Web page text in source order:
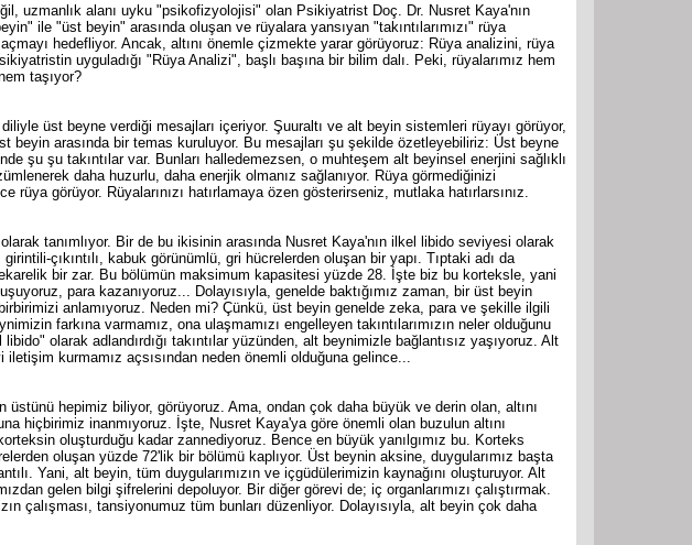
uzmanlık alanı uyku "psikofizyolojisi" olan Psikiyatrist Doç. Dr. Nusret Kaya'nın
ile "üst beyin" arasında oluşan ve rüyalara yansıyan "takıntılarımızı" rüya
hedefliyor. Ancak, altını önemle çizmekte yarar görüyoruz: Rüya analizini, rüya
uyguladığı "Rüya Analizi", başlı başına bir bilim dalı. Peki, rüyalarımız hem
taşıyor?
üst beyne verdiği mesajları içeriyor. Şuuraltı ve alt beyin sistemleri rüyayı görüyor,
beyin arasında bir temas kuruluyor. Bu mesajları şu şekilde özetleyebiliriz: Üst beyne
şu şu takıntılar var. Bunları halledemezsen, o muhteşem alt beyinsel enerjini sağlıklı
daha huzurlu, daha enerjik olmanız sağlanıyor. Rüya görmediğinizi
görüyor. Rüyalarınızı hatırlamaya özen gösterirseniz, mutlaka hatırlarsınız.
tanımlıyor. Bir de bu ikisinin arasında Nusret Kaya'nın ilkel libido seviyesi olarak
çıkıntılı, kabuk görünümlü, gri hücrelerden oluşan bir yapı. Tıptaki adı da
bir zar. Bu bölümün maksimum kapasitesi yüzde 28. İşte biz bu korteksle, yani
para kazanıyoruz... Dolayısıyla, genelde baktığımız zaman, bir üst beyin
anlamıyoruz. Neden mi? Çünkü, üst beyin genelde zeka, para ve şekille ilgili
farkına varmamız, ona ulaşmamızı engelleyen takıntılarımızın neler olduğunu
olarak adlandırdığı takıntılar yüzünden, alt beynimizle bağlantısız yaşıyoruz. Alt
kurmamız açsısından neden önemli olduğuna gelince...
hepimiz biliyor, görüyoruz. Ama, ondan çok daha büyük ve derin olan, altını
hiçbirimiz inanmıyoruz. İşte, Nusret Kaya'ya göre önemli olan buzulun altını
oluşturduğu kadar zannediyoruz. Bence en büyük yanılgımız bu. Korteks
oluşan yüzde 72'lik bir bölümü kaplıyor. Üst beynin aksine, duygularımız başta
Yani, alt beyin, tüm duygularımızın ve içgüdülerimizin kaynağını oluşturuyor. Alt
gelen bilgi şifrelerini depoluyor. Bir diğer görevi de; iç organlarımızı çalıştırmak.
çalışması, tansiyonumuz tüm bunları düzenliyor. Dolayısıyla, alt beyin çok daha